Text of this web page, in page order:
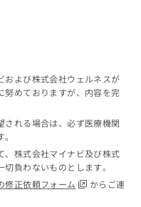
および株式会社ウェルネスが
努めておりますが、内容を完
される場合は、必ず医療機関
、株式会社マイナビ及び株式
負わないものとします。
修正依頼フォーム
からご連